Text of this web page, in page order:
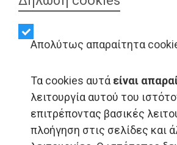
Απολύτως απαραίτητα
Τα cookies αυτά είναι
λειτουργία αυτού του
επιτρέποντας βασικές
πλοήγηση στις σελίδες και
LIFESTYLE - Δυτική Αττική
Δήμος Φυλής: